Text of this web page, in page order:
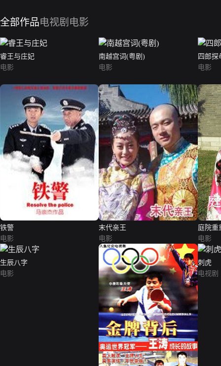
全部作品电视剧 电影
睿王与庄妃
电影
南越宫词(粤剧)
电影
四郎探
电影
铁警
电影
末代亲王
电影
庭院重
电影
生辰八字
电影
刺虎
电视剧